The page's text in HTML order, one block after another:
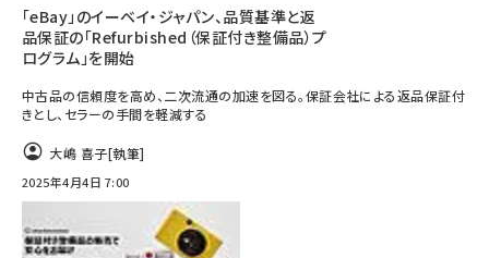
「eBay」のイーベイ・ジャパン、品質基準と返
品保証の「Refurbished（保証付き整備品）プ
ログラム」を開始
中古品の信頼度を高め、二次流通の加速を図る。保証会社による返品保証付
きとし、セラーの手間を軽減する
大嶋 喜子[執筆]
2025年4月4日 7:00